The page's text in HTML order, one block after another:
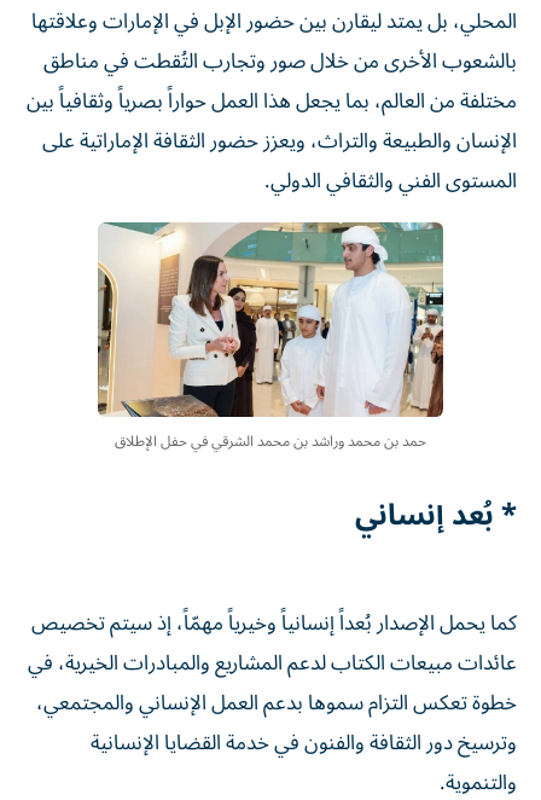
المحلي، بل يمتد ليقارن بين حضور الإبل في الإمارات وعلاقتها
بالشعوب الأخرى من خلال صور وتجارب التُقطت في مناطق
مختلفة من العالم، بما يجعل هذا العمل حواراً بصرياً وثقافياً بين
الإنسان والطبيعة والتراث، ويعزز حضور الثقافة الإماراتية على
المستوى الفني والثقافي الدولي.
حمد بن محمد وراشد بن محمد الشرقي في حفل الإطلاق
* بُعد إنساني
كما يحمل الإصدار بُعداً إنسانياً وخيرياً مهمّاً، إذ سيتم تخصيص
عائدات مبيعات الكتاب لدعم المشاريع والمبادرات الخيرية، في
خطوة تعكس التزام سموها بدعم العمل الإنساني والمجتمعي،
وترسيخ دور الثقافة والفنون في خدمة القضايا الإنسانية
والتنموية.